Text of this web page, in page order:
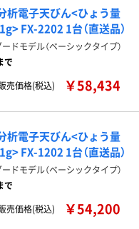
析電子天びん<ひょう量
FX-2202 1台（直送品）
モデル（ベーシックタイプ）
で
売価格(税込)
￥58,434
析電子天びん<ひょう量
FX-1202 1台（直送品）
モデル（ベーシックタイプ）
で
売価格(税込)
￥54,200